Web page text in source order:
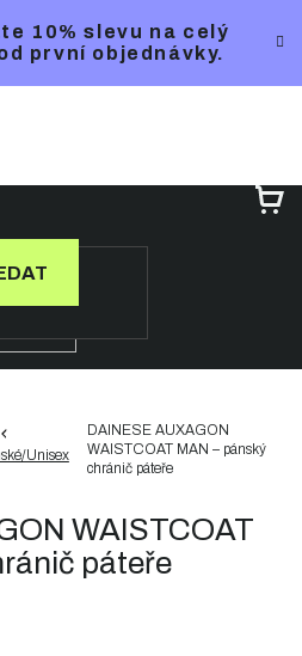
10% slevu na celý
první objednávky.
Unisex
DAINESE AUXAGON
WAISTCOAT MAN – pánský
chránič páteře
WAISTCOAT
páteře